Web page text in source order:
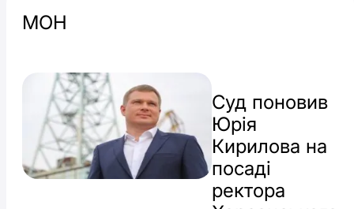
МОН
Суд поновив
Юрія
Кирилова на
посаді
ректора